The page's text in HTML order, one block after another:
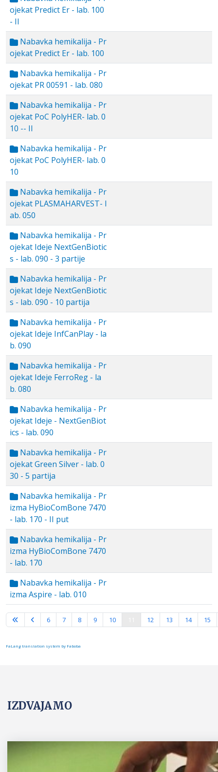
ojekat Predict Er - lab. 100
- II
Nabavka hemikalija - Pr
ojekat Predict Er - lab. 100
Nabavka hemikalija - Pr
ojekat PR 00591 - lab. 080
Nabavka hemikalija - Pr
ojekat PoC PolyHER- lab. 0
10 -- II
Nabavka hemikalija - Pr
ojekat PoC PolyHER- lab. 0
10
Nabavka hemikalija - Pr
ojekat PLASMAHARVEST- l
ab. 050
Nabavka hemikalija - Pr
ojekat Ideje NextGenBiotic
s - lab. 090 - 3 partije
Nabavka hemikalija - Pr
ojekat Ideje NextGenBiotic
s - lab. 090 - 10 partija
Nabavka hemikalija - Pr
ojekat Ideje InfCanPlay - la
b. 090
Nabavka hemikalija - Pr
ojekat Ideje FerroReg - la
b. 080
Nabavka hemikalija - Pr
ojekat Ideje - NextGenBiot
ics - lab. 090
Nabavka hemikalija - Pr
ojekat Green Silver - lab. 0
30 - 5 partija
Nabavka hemikalija - Pr
izma HyBioComBone 7470
- lab. 170 - II put
Nabavka hemikalija - Pr
izma HyBioComBone 7470
- lab. 170
Nabavka hemikalija - Pr
izma Aspire - lab. 010
Strana 11 od 16
6 7 8 9 10 12 13 14 15
FaLang translation system by Faboba
IZDVAJAMO